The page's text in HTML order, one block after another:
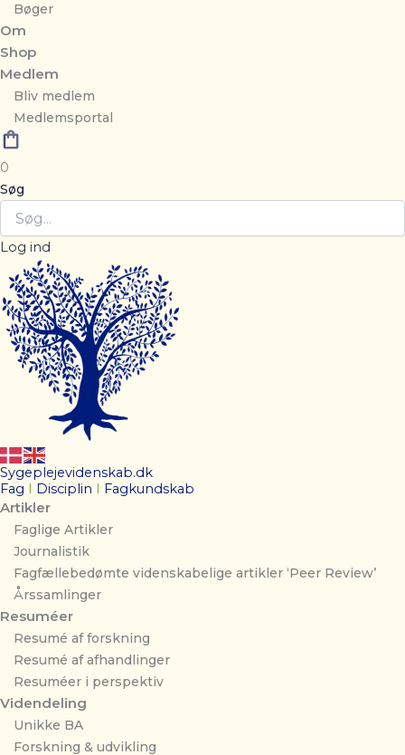
Bøger
Om
Shop
Medlem
Bliv medlem
Medlemsportal
0
Søg
Log ind
Sygeplejevidenskab.dk
Fag
Disciplin Fagkundskab
Artikler
Faglige Artikler
Journalistik
Fagfællebedømte videnskabelige artikler ‘Peer Review’
Årssamlinger
Resuméer
Resumé af forskning
Resumé af afhandlinger
Resuméer i perspektiv
Videndeling
Unikke BA
Forskning & udvikling